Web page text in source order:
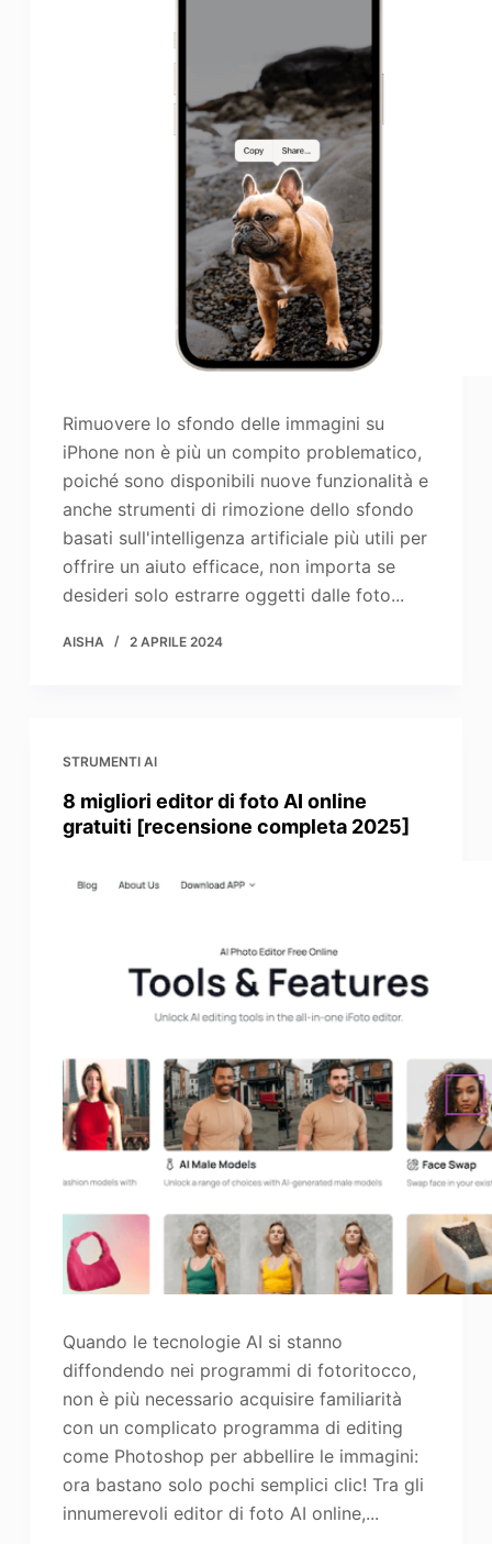
Rimuovere lo sfondo delle immagini su
iPhone non è più un compito problematico,
poiché sono disponibili nuove funzionalità e
anche strumenti di rimozione dello sfondo
basati sull'intelligenza artificiale più utili per
offrire un aiuto efficace, non importa se
desideri solo estrarre oggetti dalle foto...
AISHA 2 APRILE 2024
STRUMENTI AI
8 migliori editor di foto AI online
gratuiti [recensione completa 2025]
Quando le tecnologie AI si stanno
diffondendo nei programmi di fotoritocco,
non è più necessario acquisire familiarità
con un complicato programma di editing
come Photoshop per abbellire le immagini:
ora bastano solo pochi semplici clic! Tra gli
innumerevoli editor di foto AI online,...